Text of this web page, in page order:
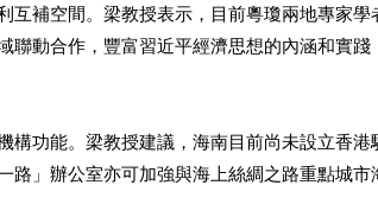
補空間。梁教授表示，目前粵瓊兩地專家學
動合作，豐富習近平經濟思想的內涵和實踐
構功能。梁教授建議，海南目前尚未設立香港
」辦公室亦可加強與海上絲綢之路重點城市